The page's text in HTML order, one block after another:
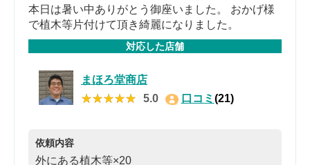
本日は暑い中ありがとう御座いました。 おかげ様
で植木等片付けて頂き綺麗になりました。
対応した店舗
まほろ堂商店
★★★★★
★★★★★ 5.0 口コミ (21)
依頼内容
外にある植木等×20